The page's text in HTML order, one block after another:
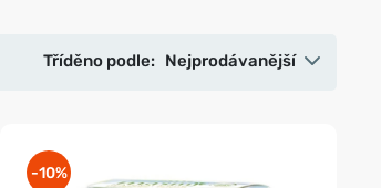
Tříděno podle: Nejprodávanější
-10%